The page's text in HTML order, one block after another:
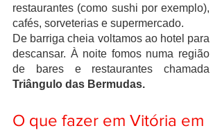
restaurantes (como sushi por exemplo),
cafés, sorveterias e supermercado.
De barriga cheia voltamos ao hotel para
descansar. À noite fomos numa região
Triângulo das Bermudas.
O que fazer em Vitória em